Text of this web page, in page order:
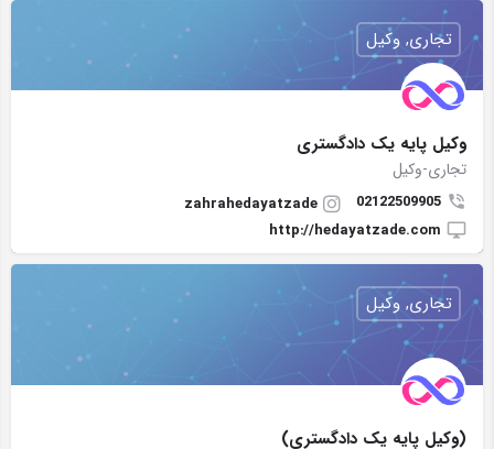
وکیل پایه یک دادگستری
تجاری-وکیل
02122509905
zahrahedayatzade
http://hedayatzade.com
تجاری, وکیل
(وکیل پایه یک دادگستری)
تجاری, وکیل